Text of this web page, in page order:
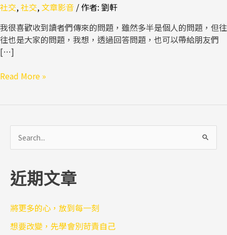
社交,社交,文章影音 / 作者: 劉軒
我很喜歡收到讀者們傳來的問題，雖然多半是個人的問題，但往
往也是大家的問題，我想，透過回答問題，也可以帶給朋友們
[…]
相
那
是
善
Read More »
尋
鍵
:
近期文章
將更多的心，放到每一刻
想要改變，先學會別苛責自己